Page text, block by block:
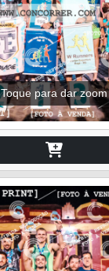
Toque para dar zoom